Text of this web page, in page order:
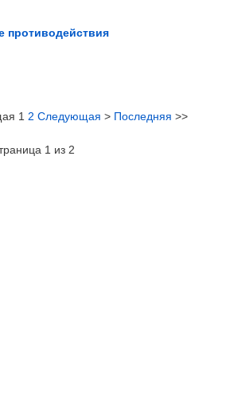
противодействия
1 2 Следующая > Последняя >>
1 из 2